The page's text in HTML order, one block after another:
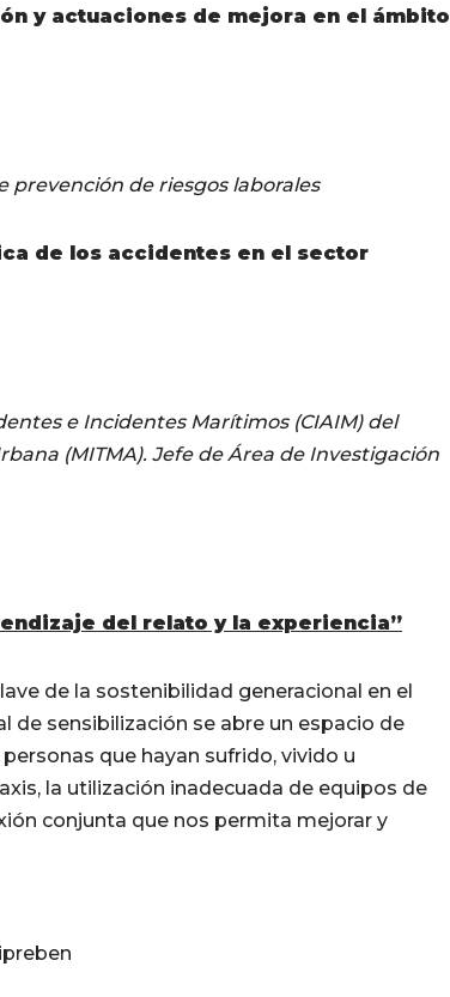
y actuaciones de mejora en el ámbito
prevención de riesgos laborales
de los accidentes en el sector
e Incidentes Marítimos (CIAIM) del
(MITMA). Jefe de Área de Investigación
del relato y la experiencia”
de la sostenibilidad generacional en el
sensibilización se abre un espacio de
que hayan sufrido, vivido u
la utilización inadecuada de equipos de
conjunta que nos permita mejorar y